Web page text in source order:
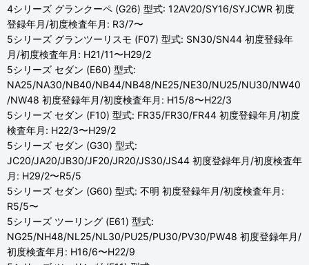
4シリーズ グランクーペ (G26) 型式: 12AV20/SY16/SYJCWR 初度
登録年月/初度検査年月: R3/7〜
5シリーズ グランツーリスモ (F07) 型式: SN30/SN44 初度登録年
月/初度検査年月: H21/11〜H29/2
5シリーズ セダン (E60) 型式:
NA25/NA30/NB40/NB44/NB48/NE25/NE30/NU25/NU30/NW40
/NW48 初度登録年月/初度検査年月: H15/8〜H22/3
5シリーズ セダン (F10) 型式: FR35/FR30/FR44 初度登録年月/初度
検査年月: H22/3〜H29/2
5シリーズ セダン (G30) 型式:
JC20/JA20/JB30/JF20/JR20/JS30/JS44 初度登録年月/初度検査年
月: H29/2〜R5/5
5シリーズ セダン (G60) 型式: 不明 初度登録年月/初度検査年月:
R5/5〜
5シリーズ ツーリング (E61) 型式:
NG25/NH48/NL25/NL30/PU25/PU30/PV30/PW48 初度登録年月/
初度検査年月: H16/6〜H22/9